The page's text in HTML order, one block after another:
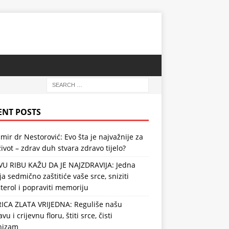
POSTS
dr Nestorović: Evo šta je najvažnije za
– zdrav duh stvara zdravo tijelo?
RIBU KAŽU DA JE NAJZDRAVIJA: Jedna
sedmično zaštitiće vaše srce, sniziti
i popraviti memoriju
ZLATA VRIJEDNA: Reguliše našu
i crijevnu floru, štiti srce, čisti